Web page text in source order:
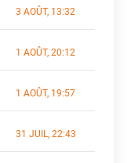
3 AOÛT, 13:32
1 AOÛT, 20:12
1 AOÛT, 19:57
31 JUIL, 22:43